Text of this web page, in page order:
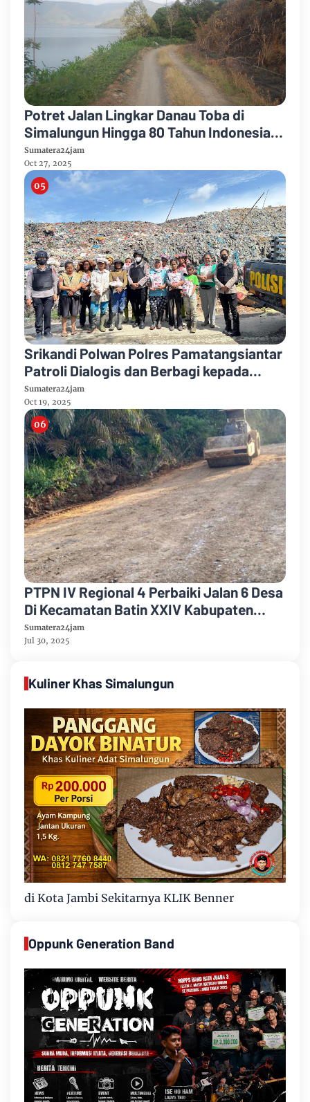
Potret Jalan Lingkar Danau Toba di
Simalungun Hingga 80 Tahun Indonesia
Merdeka
Sumatera24jam
Oct 27, 2025
Srikandi Polwan Polres Pamatangsiantar
Patroli Dialogis dan Berbagi kepada
Masyarakat Tanjung Pinggir
Sumatera24jam
Oct 19, 2025
PTPN IV Regional 4 Perbaiki Jalan 6 Desa
Di Kecamatan Batin XXIV Kabupaten
Batang Hari Untuk Meningkatkan
Ekonomi Masyarakat
Sumatera24jam
Jul 30, 2025
Kuliner Khas Simalungun
di Kota Jambi Sekitarnya KLIK Benner
Oppunk Generation Band